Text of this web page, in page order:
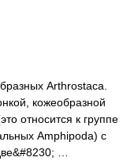
Arthrostaca.
кожеобразной
относится к группе
Amphipoda) с
…